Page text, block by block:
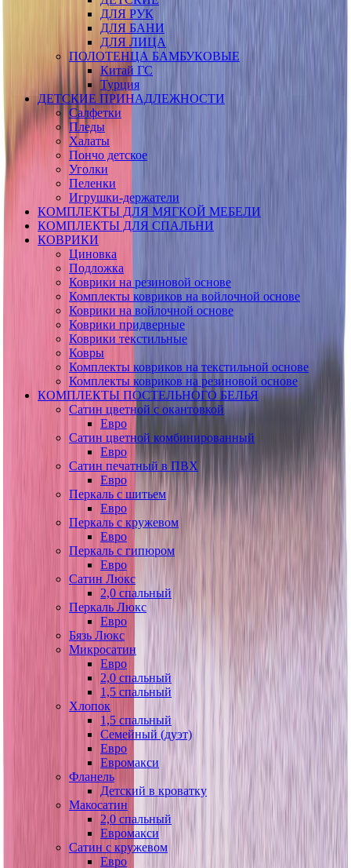
ДЛЯ РУК
ДЛЯ БАНИ
ДЛЯ ЛИЦА
ПОЛОТЕНЦА БАМБУКОВЫЕ
Китай ГС
Турция
ДЕТСКИЕ ПРИНАДЛЕЖНОСТИ
Салфетки
Пледы
Халаты
Пончо детское
Уголки
Пеленки
Игрушки-держатели
КОМПЛЕКТЫ ДЛЯ МЯГКОЙ МЕБЕЛИ
КОМПЛЕКТЫ ДЛЯ СПАЛЬНИ
КОВРИКИ
Циновка
Подложка
Коврики на резиновой основе
Комплекты ковриков на войлочной основе
Коврики на войлочной основе
Коврики придверные
Коврики текстильные
Ковры
Комплекты ковриков на текстильной основе
Комплекты ковриков на резиновой основе
КОМПЛЕКТЫ ПОСТЕЛЬНОГО БЕЛЬЯ
Сатин цветной с окантовкой
Евро
Сатин цветной комбинированный
Евро
Сатин печатный в ПВХ
Евро
Перкаль с шитьем
Евро
Перкаль с кружевом
Евро
Перкаль с гипюром
Евро
Сатин Люкс
2,0 спальный
Перкаль Люкс
Евро
Бязь Люкс
Микросатин
Евро
2,0 спальный
1,5 спальный
Хлопок
1,5 спальный
Семейный (дуэт)
Евро
Евромакси
Фланель
Детский в кроватку
Макосатин
2,0 спальный
Евромакси
Сатин с кружевом
Евро